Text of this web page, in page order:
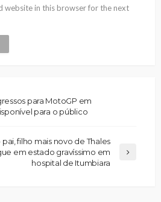
website in this browser for the next
para MotoGP em
para o público
filho mais novo de Thales
em estado gravíssimo em
hospital de Itumbiara